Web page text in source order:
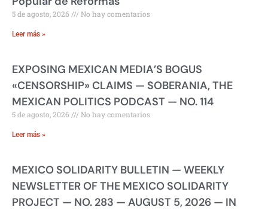
5 de agosto, 2026 No hay comentarios
Leer más »
EXPOSING MEXICAN MEDIA’S BOGUS
«CENSORSHIP» CLAIMS — SOBERANIA, THE
MEXICAN POLITICS PODCAST — NO. 114
5 de agosto, 2026 No hay comentarios
Leer más »
MEXICO SOLIDARITY BULLETIN — WEEKLY
NEWSLETTER OF THE MEXICO SOLIDARITY
PROJECT — NO. 283 — AUGUST 5, 2026 — IN